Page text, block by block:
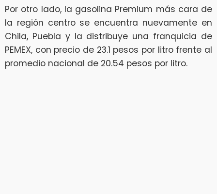
Por otro lado, la gasolina Premium más cara de
la región centro se encuentra nuevamente en
Chila, Puebla y la distribuye una franquicia de
PEMEX, con precio de 23.1 pesos por litro frente al
promedio nacional de 20.54 pesos por litro.